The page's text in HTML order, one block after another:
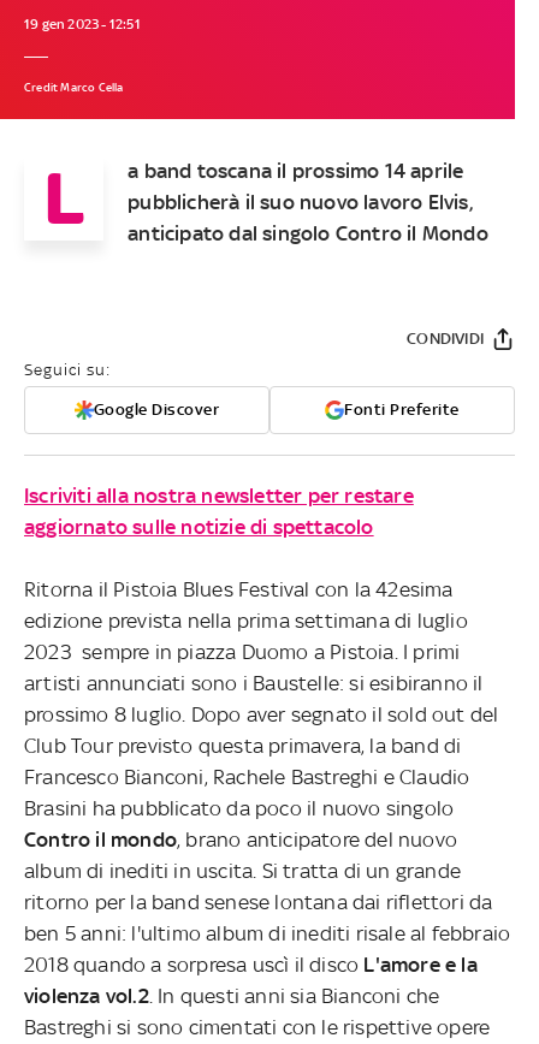
19 gen 2023 - 12:51
Credit Marco Cella
L
a band toscana il prossimo 14 aprile
pubblicherà il suo nuovo lavoro Elvis,
anticipato dal singolo Contro il Mondo
Seguici su:
Google Discover Fonti Preferite
CONDIVIDI
Iscriviti alla nostra newsletter per restare
aggiornato sulle notizie di spettacolo
Ritorna il Pistoia Blues Festival con la 42esima
edizione prevista nella prima settimana di luglio
2023 sempre in piazza Duomo a Pistoia. I primi
artisti annunciati sono i Baustelle: si esibiranno il
prossimo 8 luglio. Dopo aver segnato il sold out del
Club Tour previsto questa primavera, la band di
Francesco Bianconi, Rachele Bastreghi e Claudio
Brasini ha pubblicato da poco il nuovo singolo
Contro il mondo, brano anticipatore del nuovo
album di inediti in uscita. Si tratta di un grande
ritorno per la band senese lontana dai riflettori da
ben 5 anni: l'ultimo album di inediti risale al febbraio
2018 quando a sorpresa uscì il disco L'amore e la
violenza vol.2. In questi anni sia Bianconi che
Bastreghi si sono cimentati con le rispettive opere